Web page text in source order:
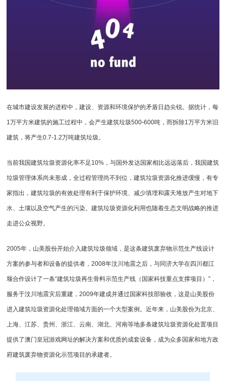
在城市建设发展的进程中，建设、资源和环境保护的矛盾日趋尖锐。据统计，每
1万平方米建筑的施工过程中，会产生建筑垃圾500-600吨，而拆除1万平方米旧
建筑，将产生0.7-1.2万吨建筑垃圾。
当前我国建筑垃圾资源化率不足10%，与国外发达国家相比远远落后，我国建筑
垃圾管理体系尚未形成，全过程管理尚不到位，建筑垃圾资源化推进缓慢，有专
家指出，建筑垃圾的有效处理有利于保护环境、减少填埋和露天堆放产生对地下
水、土壤以及空气产生的污染。建筑垃圾资源化利用也随着生态文明战略的推进
走进公众视野。
2005年，山美股份开始介入建筑垃圾领域，是这条建筑废弃物示范生产线设计
方案的参与者和设备的提供者，2008年汶川地震之后，与同济大学在四川都江
堰合作设计了一条“建筑垃圾再生骨料示范生产线（国家科技重点支撑项目）”，
服务于汶川地震灾后重建，2009年建成并通过国家科技部验收，这是山美股份
进入建筑垃圾资源化处理领域方面的一个大型案例。近年来，山美股份为北京、
上海、江苏、贵州、浙江、云南、湖北、河南等地多条建筑垃圾资源化处置项目
提供了澳门皇冠游戏网址的解决方案和优质的成套设备，成为众多国家和地方政
府建筑废弃物资源化示范项目的承建者。